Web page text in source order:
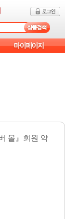
몰』회원 약